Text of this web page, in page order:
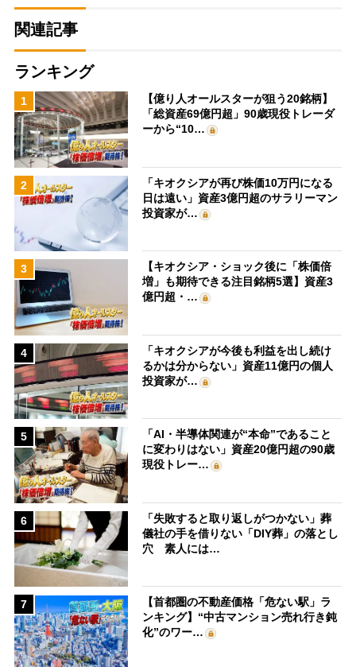
関連記事
ランキング
1
【億り人オールスターが狙う20銘柄】
「総資産69億円超」90歳現役トレーダ
ーから“10…
2
「キオクシアが再び株価10万円になる
日は遠い」資産3億円超のサラリーマン
投資家が…
3
【キオクシア・ショック後に「株価倍
増」も期待できる注目銘柄5選】資産3
億円超・…
4
「キオクシアが今後も利益を出し続け
るかは分からない」資産11億円の個人
投資家が…
5
「AI・半導体関連が“本命”であること
に変わりはない」資産20億円超の90歳
現役トレー…
6
「失敗すると取り返しがつかない」葬
儀社の手を借りない「DIY葬」の落とし
穴 素人には…
7
【首都圏の不動産価格「危ない駅」ラ
ンキング】“中古マンション売れ行き鈍
化”のワー…